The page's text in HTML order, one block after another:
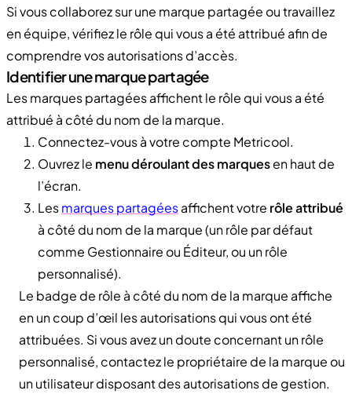
Si vous collaborez sur une marque partagée ou travaillez
en équipe, vérifiez le rôle qui vous a été attribué afin de
comprendre vos autorisations d’accès.
Identifier une marque partagée
Les marques partagées affichent le rôle qui vous a été
attribué à côté du nom de la marque.
Connectez-vous à votre compte Metricool.
Ouvrez le menu déroulant des marquesen haut de
l’écran.
Lesmarques partagéesaffichent votre rôle attribué
à côté du nom de la marque (un rôle par défaut
comme Gestionnaire ou Éditeur, ou un rôle
personnalisé).
Le badge de rôle à côté du nom de la marque affiche
en un coup d’œil les autorisations qui vous ont été
attribuées. Si vous avez un doute concernant un rôle
personnalisé, contactez le propriétaire de la marque ou
un utilisateur disposant des autorisations de gestion.